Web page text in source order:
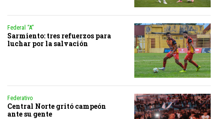
Federal “A”
Sarmiento: tres refuerzos para
luchar por la salvación
Federativo
Central Norte gritó campeón
ante su gente